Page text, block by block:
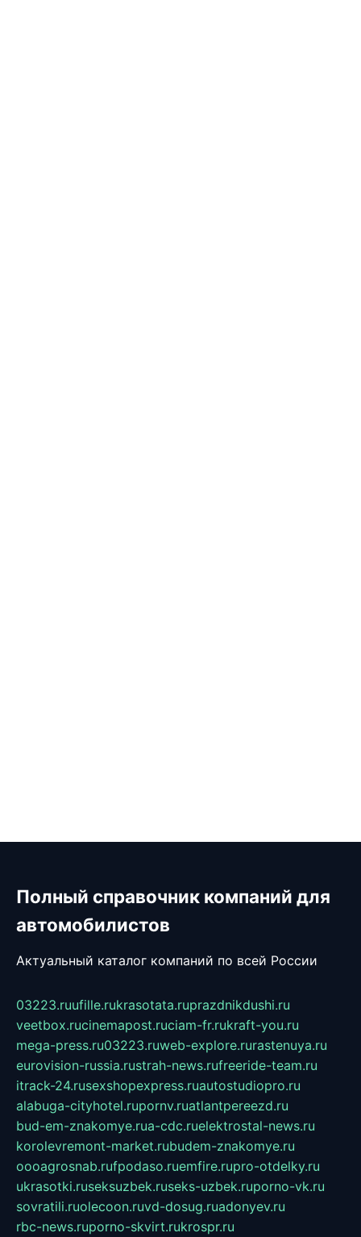
Полный справочник компаний для
автомобилистов
Актуальный каталог компаний по всей России
03223.ruufille.rukrasotata.ruprazdnikdushi.ru
veetbox.rucinemapost.ruciam-fr.rukraft-you.ru
mega-press.ru03223.ruweb-explore.rurastenuya.ru
eurovision-russia.rustrah-news.rufreeride-team.ru
itrack-24.rusexshopexpress.ruautostudiopro.ru
alabuga-cityhotel.rupornv.ruatlantpereezd.ru
bud-em-znakomye.rua-cdc.ruelektrostal-news.ru
korolevremont-market.rubudem-znakomye.ru
oooagrosnab.rufpodaso.ruemfire.rupro-otdelky.ru
ukrasotki.ruseksuzbek.ruseks-uzbek.ruporno-vk.ru
sovratili.ruolecoon.ruvd-dosug.ruadonyev.ru
rbc-news.ruporno-skvirt.rukrospr.ru